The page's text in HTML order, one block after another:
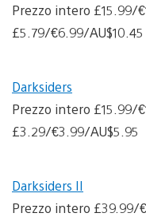
Prezzo intero £15.99/
£5.79/€6.99/AU$10.45
Darksiders
Prezzo intero £15.99/
£3.29/€3.99/AU$5.95
Darksiders II
Prezzo intero £39.99/